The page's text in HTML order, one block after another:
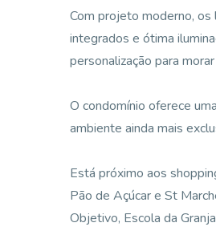
Com projeto moderno,
integrados e ótima
personalização para
O condomínio oferece
ambiente ainda mais
Está próximo aos
Pão de Açúcar e St
Objetivo, Escola da